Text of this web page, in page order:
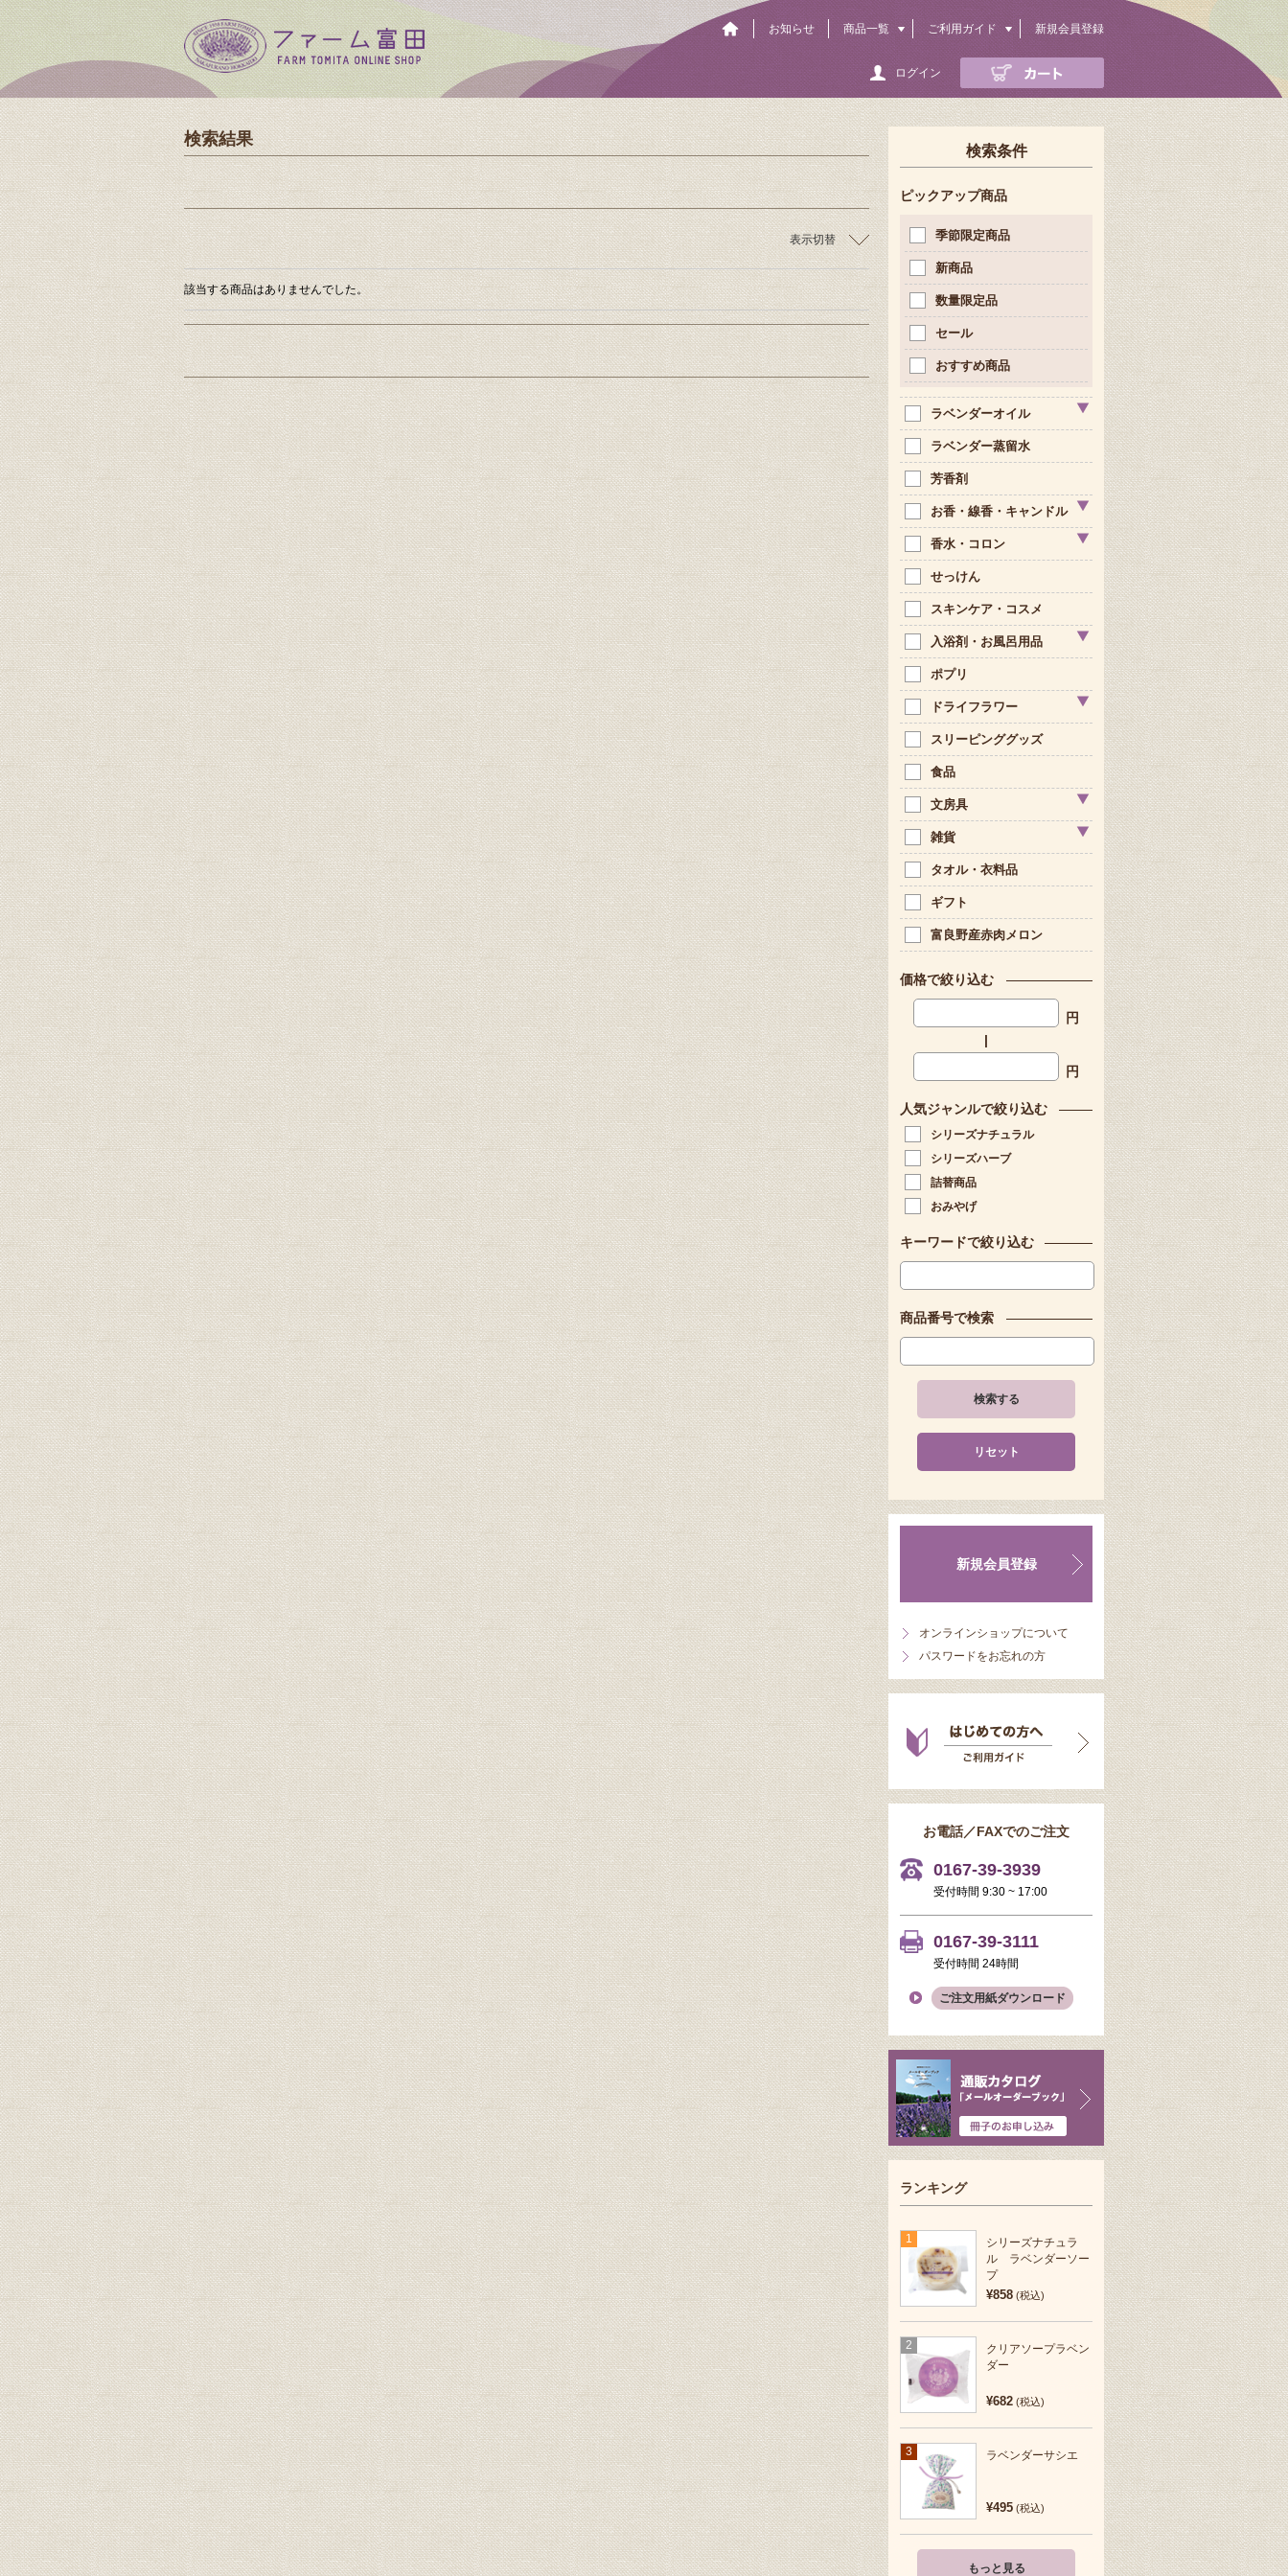
お知らせ 商品一覧 ご利用ガイド 新規会員登録
ログイン
検索結果
表示切替
該当する商品はありませんでした。
検索条件
ピックアップ商品
季節限定商品
新商品
数量限定品
セール
おすすめ商品
ラベンダーオイル
ラベンダー蒸留水
芳香剤
お香・線香・キャンドル
香水・コロン
せっけん
スキンケア・コスメ
入浴剤・お風呂用品
ポプリ
ドライフラワー
スリーピンググッズ
食品
文房具
雑貨
タオル・衣料品
ギフト
富良野産赤肉メロン
価格で絞り込む
円
|
円
人気ジャンルで絞り込む
シリーズナチュラル
シリーズハーブ
詰替商品
おみやげ
キーワードで絞り込む
商品番号で検索
検索する
リセット
新規会員登録
オンラインショップについて
パスワードをお忘れの方
お電話／FAXでのご注文
0167-39-3939
受付時間 9:30 ~ 17:00
0167-39-3111
受付時間 24時間
ご注文用紙ダウンロード
ランキング
1
シリーズナチュラ
ル ラベンダーソー
プ
¥858 (税込)
2
クリアソープラベン
ダー
¥682 (税込)
3 ラベンダーサシエ
¥495 (税込)
もっと見る